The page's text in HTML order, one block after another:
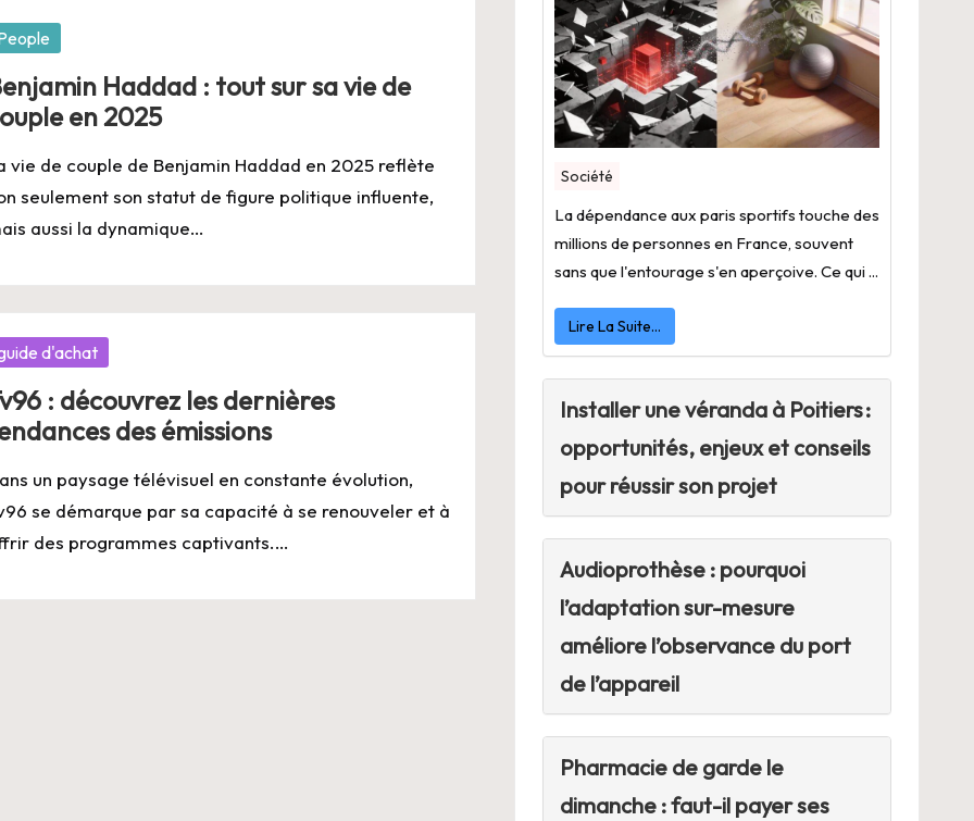
Haddad : tout sur sa vie de
en 2025
vie de couple de Benjamin Haddad en 2025 reflète
seulement son statut de figure politique influente,
aussi la dynamique…
d'achat
: découvrez les dernières
des émissions
un paysage télévisuel en constante évolution,
se démarque par sa capacité à se renouveler et à
des programmes captivants.…
Société
La dépendance aux paris sportifs touche des
millions de personnes en France, souvent
sans que l'entourage s'en aperçoive. Ce qui ...
Lire La Suite…
Installer une véranda à Poitiers :
opportunités, enjeux et conseils
pour réussir son projet
Audioprothèse : pourquoi
l’adaptation sur-mesure
améliore l’observance du port
de l’appareil
Pharmacie de garde le
dimanche : faut-il payer ses